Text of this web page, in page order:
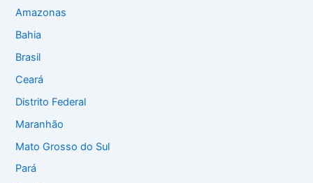
Amazonas
Bahia
Brasil
Ceará
Distrito Federal
Maranhão
Mato Grosso do Sul
Pará